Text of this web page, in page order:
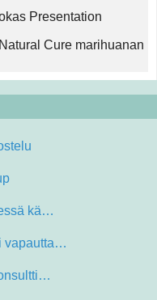
Presentation
Cure marihuanan
kä…
vapautta…